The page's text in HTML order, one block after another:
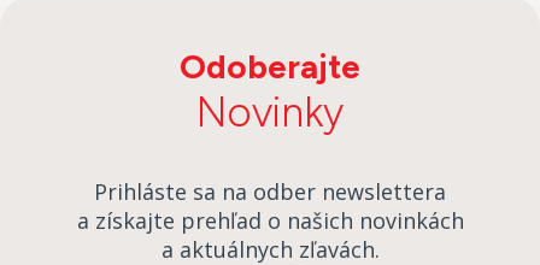
Odoberajte
Novinky
Prihláste sa na odber newslettera
a získajte prehľad o našich novinkách
a aktuálnych zľavách.